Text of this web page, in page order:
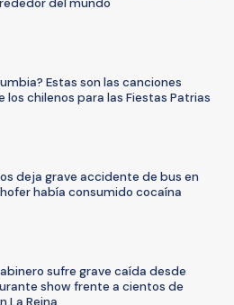
del mundo
Estas son las canciones
los chilenos para las Fiestas Patrias
deja grave accidente de bus en
había consumido cocaína
sufre grave caída desde
show frente a cientos de
La Reina